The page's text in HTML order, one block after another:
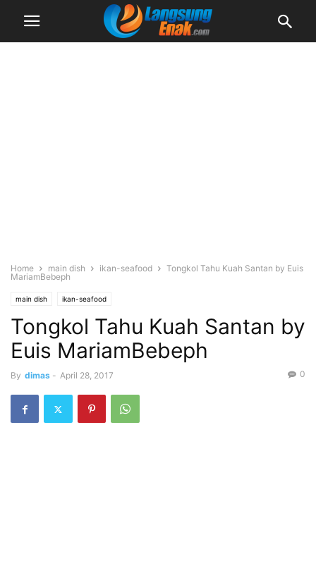
Home main dish ikan-seafood
Tongkol Tahu Kuah Santan by Euis
MariamBebeph
main dish ikan-seafood
Tongkol Tahu Kuah Santan by
Euis MariamBebeph
By dimas - April 28, 2017 0